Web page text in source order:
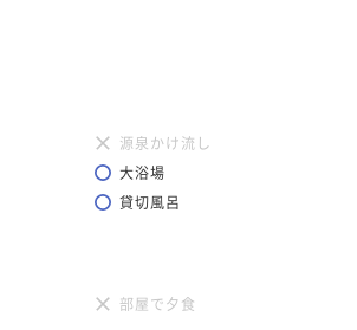
源泉かけ流し
大浴場
貸切風呂
部屋で夕食